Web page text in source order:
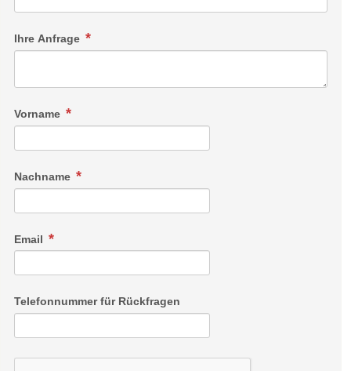
Ihre Anfrage
Vorname
Nachname
Email
Telefonnummer für Rückfragen